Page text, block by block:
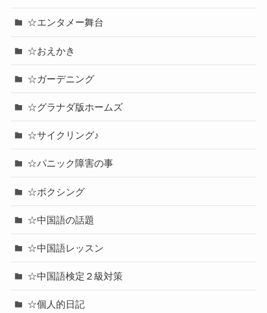
☆エンタメー舞台
☆おえかき
☆ガーデニング
☆グラナダ版ホームズ
☆サイクリング♪
☆パニック障害の事
☆ボクシング
☆中国語の話題
☆中国語レッスン
☆中国語検定２級対策
☆個人的日記